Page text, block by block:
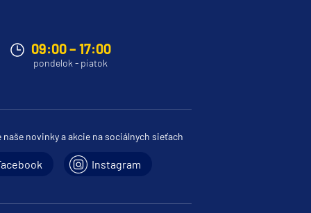
09:00 – 17:00
pondelok - piatok
naše novinky a akcie na sociálnych sieťach
Instagram